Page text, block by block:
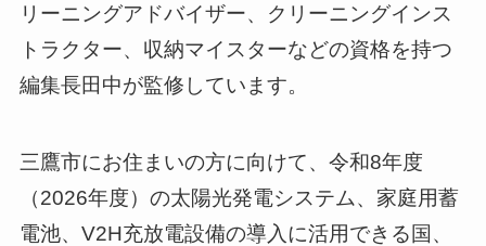
リーニングアドバイザー、クリーニングインス
トラクター、収納マイスターなどの資格を持つ
編集長田中が監修しています。
三鷹市にお住まいの方に向けて、令和8年度
（2026年度）の太陽光発電システム、家庭用蓄
電池、V2H充放電設備の導入に活用できる国、